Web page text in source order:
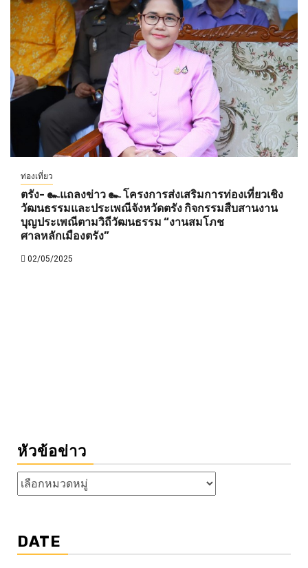
ท่องเที่ยว
ตรัง- ๛แถลงข่าว ๛ โครงการส่งเสริมการท่องเที่ยวเชิง
วัฒนธรรมและประเพณีจังหวัดตรัง กิจกรรมสืบสานงาน
บุญประเพณีตามวิถีวัฒนธรรม “งานสมโภช
ศาลหลักเมืองตรัง”
02/05/2025
หัวข้อข่าว
หัวข้อ
ข่าว
DATE